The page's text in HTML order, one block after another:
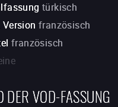
türkisch
französisch
französisch
DER VOD-FASSUNG